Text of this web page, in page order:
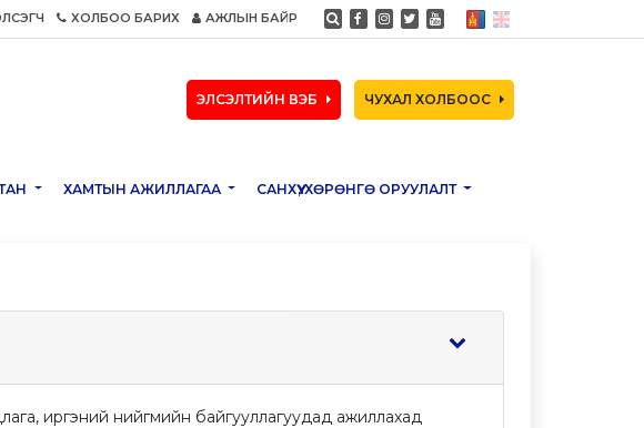
ХОЛБОО БАРИХ АЖЛЫН БАЙР
ЭЛСЭЛТИЙН ВЭБ ЧУХАЛ ХОЛБООС
ХАМТЫН АЖИЛЛАГАА САНХҮҮ, ХӨРӨНГӨ ОРУУЛАЛТ
иргэний нийгмийн байгууллагуудад ажиллахад